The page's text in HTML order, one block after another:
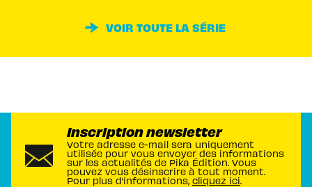
VOIR TOUTE LA SÉRIE
Inscription newsletter
Votre adresse e-mail sera uniquement
utilisée pour vous envoyer des informations
sur les actualités de Pika Édition. Vous
pouvez vous désinscrire à tout moment.
Pour plus d’informations, cliquez ici.